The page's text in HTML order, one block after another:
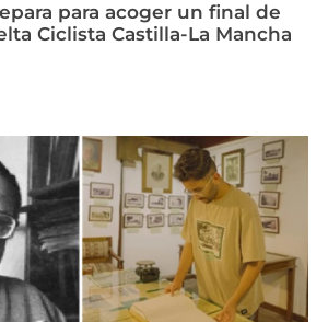
para acoger un final de
Ciclista Castilla-La Mancha